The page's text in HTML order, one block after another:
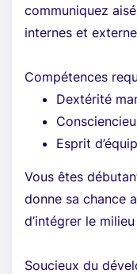
communiquez
internes et
Compétences
Dextérité
Esprit
Vous êtes
donne sa chance
d’intégrer le
Soucieux du